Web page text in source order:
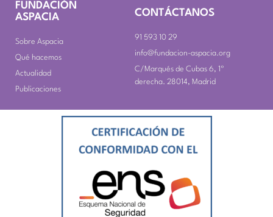
FUNDACIÓN
ASPACIA
Sobre Aspacia
Qué hacemos
Actualidad
Publicaciones
CONTÁCTANOS
91 593 10 29
info@fundacion-aspacia.org
C/Marqués de Cubas 6, 1º
derecha. 28014, Madrid